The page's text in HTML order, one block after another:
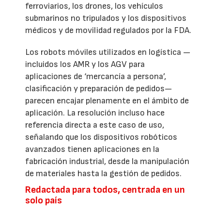
ferroviarios, los drones, los vehículos
submarinos no tripulados y los dispositivos
médicos y de movilidad regulados por la FDA.
Los robots móviles utilizados en logística —
incluidos los AMR y los AGV para
aplicaciones de ‘mercancía a persona’,
clasificación y preparación de pedidos—
parecen encajar plenamente en el ámbito de
aplicación. La resolución incluso hace
referencia directa a este caso de uso,
señalando que los dispositivos robóticos
avanzados tienen aplicaciones en la
fabricación industrial, desde la manipulación
de materiales hasta la gestión de pedidos.
Redactada para todos, centrada en un
solo país